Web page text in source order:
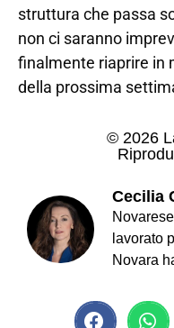
struttura che passa
non ci saranno
finalmente riaprire in
della prossima
© 2026
Cecilia
lavorato
Novara